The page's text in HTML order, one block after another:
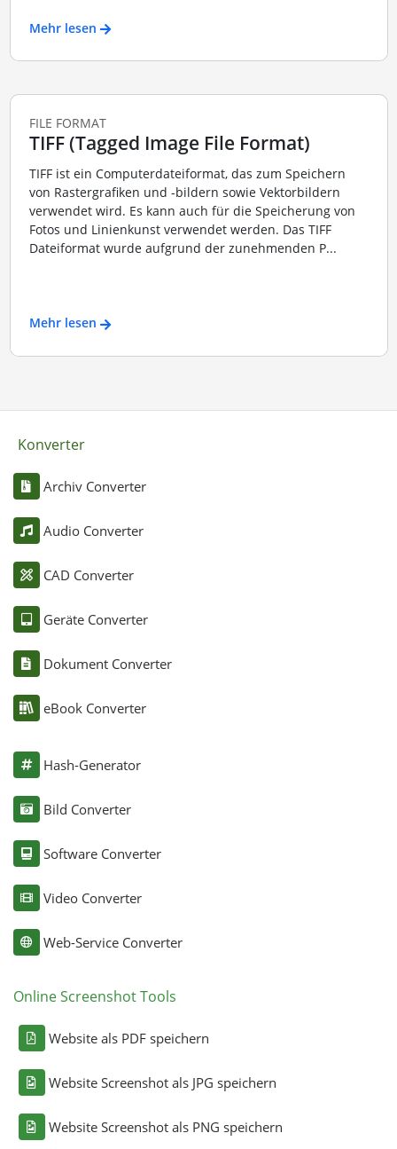
Mehr lesen
FILE FORMAT
TIFF (Tagged Image File Format)
TIFF ist ein Computerdateiformat, das zum Speichern
von Rastergrafiken und -bildern sowie Vektorbildern
verwendet wird. Es kann auch für die Speicherung von
Fotos und Linienkunst verwendet werden. Das TIFF
Dateiformat wurde aufgrund der zunehmenden P...
Mehr lesen
Konverter
Archiv Converter
Audio Converter
CAD Converter
Geräte Converter
Dokument Converter
eBook Converter
Hash-Generator
Bild Converter
Software Converter
Video Converter
Web-Service Converter
Online Screenshot Tools
Website als PDF speichern
Website Screenshot als JPG speichern
Website Screenshot als PNG speichern